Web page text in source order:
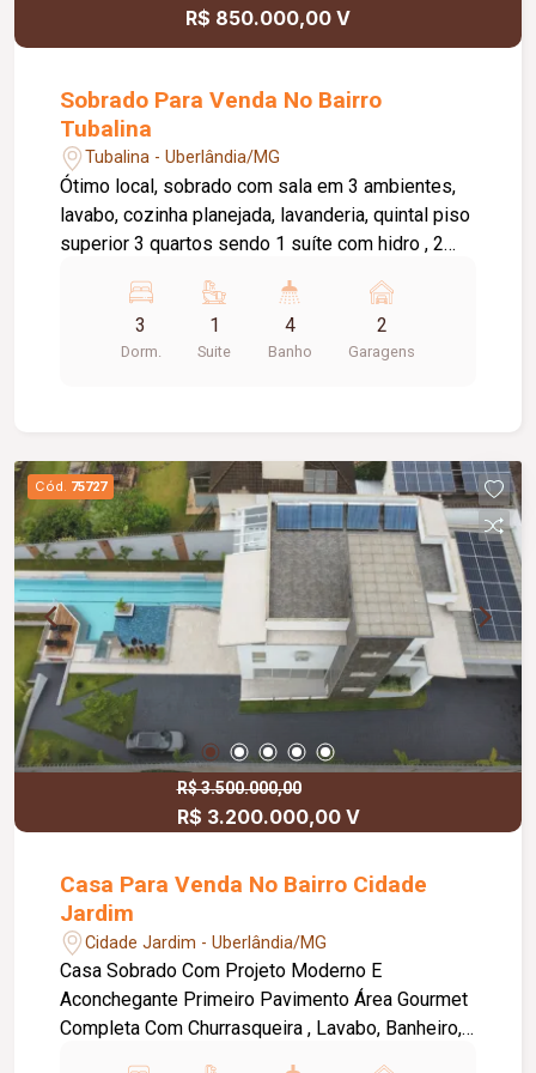
R$ 850.000,00 V
Sobrado Para Venda No Bairro
Tubalina
Tubalina - Uberlândia/MG
Ótimo local, sobrado com sala em 3 ambientes,
lavabo, cozinha planejada, lavanderia, quintal piso
superior 3 quartos sendo 1 suíte com hidro , 2
3
Dorm.
1
Suite
4
Banho
2
Garagens
Cód. 75727
R$ 3.500.000,00
R$ 3.200.000,00 V
Casa Para Venda No Bairro Cidade
Jardim
Cidade Jardim - Uberlândia/MG
Casa Sobrado Com Projeto Moderno E
Aconchegante Primeiro Pavimento Área Gourmet
Completa Com Churrasqueira , Lavabo, Banheiro,